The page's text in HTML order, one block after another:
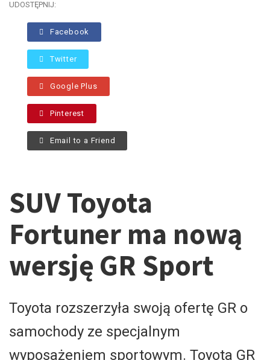
UDOSTĘPNIJ:
Facebook
Twitter
Google Plus
Pinterest
Email to a Friend
SUV Toyota
Fortuner ma nową
wersję GR Sport
Toyota rozszerzyła swoją ofertę GR o
samochody ze specjalnym
wyposażeniem sportowym. Toyota GR